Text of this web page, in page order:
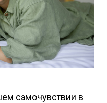
самочувствии в